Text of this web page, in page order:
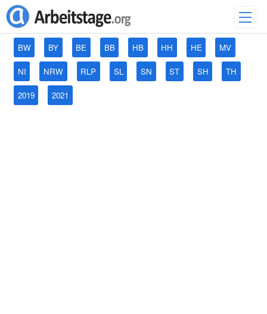
BW BY BE BB HB HH HE MV
NI NRW RLP SL SN ST SH TH
2019 2021